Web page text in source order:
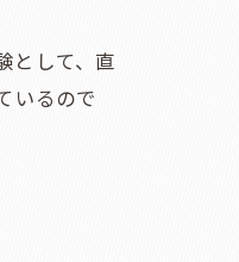
として、直
いるので